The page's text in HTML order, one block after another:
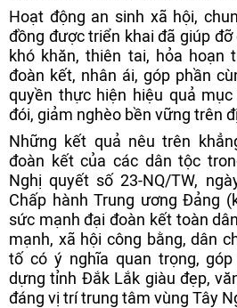
Hoạt động an sinh xã hội,
đồng được triển khai đã giúp
khó khăn, thiên tai, hỏa hoạn
đoàn kết, nhân ái, góp phần
quyền thực hiện hiệu quả
đói, giảm nghèo bền vững trên
Những kết quả nêu trên
đoàn kết của các dân tộc
Nghị quyết số 23-NQ/TW,
Chấp hành Trung ương Đảng
sức mạnh đại đoàn kết toàn
mạnh, xã hội công bằng, dân
tố có ý nghĩa quan trọng,
dựng tỉnh Đắk Lắk giàu đẹp,
đáng vị trí trung tâm vùng Tây